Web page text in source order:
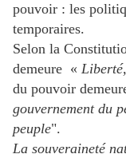
pouvoir : les
temporaires.
Selon la
demeure «
du pouvoir
gouvernement du
peuple".
La souveraineté